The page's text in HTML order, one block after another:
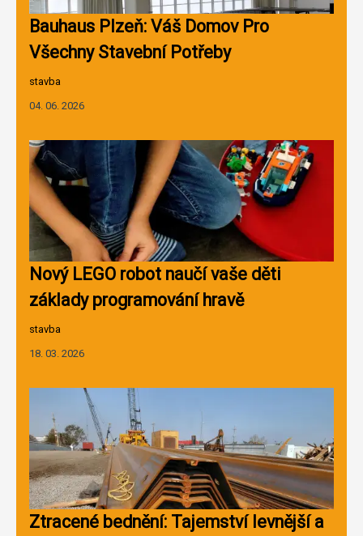
Bauhaus Plzeň: Váš Domov Pro
Všechny Stavební Potřeby
stavba
04. 06. 2026
Nový LEGO robot naučí vaše děti
základy programování hravě
stavba
18. 03. 2026
Ztracené bednění: Tajemství levnější a